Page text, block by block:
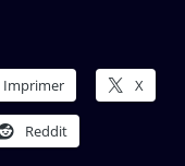
Imprimer X
Reddit